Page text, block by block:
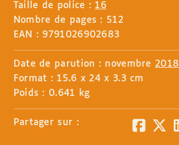
Taille de police : 16
Nombre de pages : 512
EAN : 9791026902683
Date de parution : novembre 2018
Format : 15.6 x 24 x 3.3 cm
Poids : 0.641 kg
Partager sur :